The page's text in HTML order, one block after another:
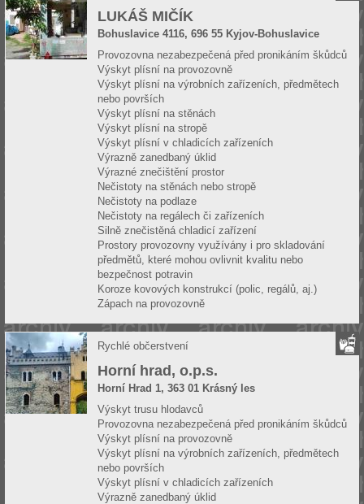
LUKÁŠ MIČÍK
Bohuslavice 4116, 696 55 Kyjov-Bohuslavice
Provozovna nezabezpečená před pronikáním škůdců
Výskyt plísní na provozovně
Výskyt plísní na výrobních zařízeních, předmětech
nebo površích
Výskyt plísní na stěnách
Výskyt plísní na stropě
Výskyt plísní v chladicích zařízeních
Výrazně zanedbaný úklid
Výrazné znečištění prostor
Nečistoty na stěnách nebo stropě
Nečistoty na podlaze
Nečistoty na regálech či zařízeních
Silně znečistěná chladicí zařízení
Prostory provozovny využívány i pro skladování
předmětů, které mohou ovlivnit kvalitu nebo
bezpečnost potravin
Koroze kovových konstrukcí (polic, regálů, aj.)
Zápach na provozovně
Rychlé občerstvení
Horní hrad, o.p.s.
Horní Hrad 1, 363 01 Krásný les
Výskyt trusu hlodavců
Provozovna nezabezpečená před pronikáním škůdců
Výskyt plísní na provozovně
Výskyt plísní na výrobních zařízeních, předmětech
nebo površích
Výskyt plísní v chladicích zařízeních
Výrazně zanedbaný úklid